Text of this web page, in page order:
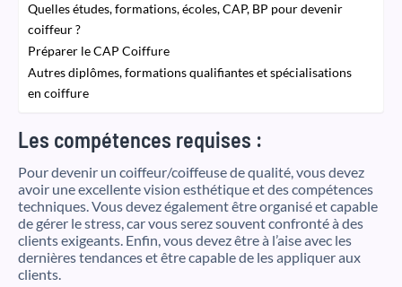
Quelles études, formations, écoles, CAP, BP pour devenir
coiffeur ?
Préparer le CAP Coiffure
Autres diplômes, formations qualifiantes et spécialisations
en coiffure
Les compétences requises :
Pour devenir un coiffeur/coiffeuse de qualité, vous devez
avoir une excellente vision esthétique et des compétences
techniques. Vous devez également être organisé et capable
de gérer le stress, car vous serez souvent confronté à des
clients exigeants. Enfin, vous devez être à l’aise avec les
dernières tendances et être capable de les appliquer aux
clients.